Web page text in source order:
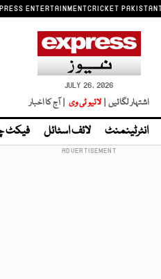
ENTERTAINMENTCRICKET PAKISTAN
JULY 26, 2026
اشتہار لگائیں | لائیو ٹی وی | آج کا اخبار
انٹرٹینمنٹ لائف اسٹائل فیکٹ